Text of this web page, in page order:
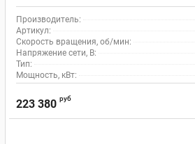
Производитель:
Артикул:
Скорость вращения, об/мин:
Напряжение сети, В:
Тип:
Мощность, кВт:
223 380 руб